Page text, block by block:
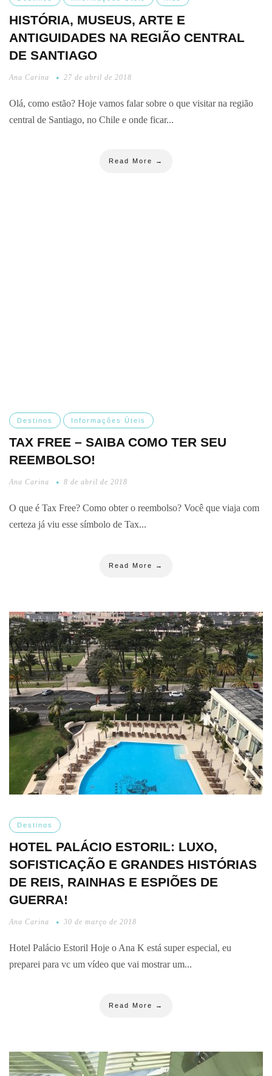
HISTÓRIA, MUSEUS, ARTE E
ANTIGUIDADES NA REGIÃO CENTRAL
DE SANTIAGO
Ana Carina 27 de abril de 2018
Olá, como estão? Hoje vamos falar sobre o que visitar na região
central de Santiago, no Chile e onde ficar...
Read More →
Destinos Informações Úteis
TAX FREE – SAIBA COMO TER SEU
REEMBOLSO!
Ana Carina 8 de abril de 2018
O que é Tax Free? Como obter o reembolso? Você que viaja com
certeza já viu esse símbolo de Tax...
Read More →
Destinos
HOTEL PALÁCIO ESTORIL: LUXO,
SOFISTICAÇÃO E GRANDES HISTÓRIAS
DE REIS, RAINHAS E ESPIÕES DE
GUERRA!
Ana Carina 30 de março de 2018
Hotel Palácio Estoril Hoje o Ana K está super especial, eu
preparei para vc um vídeo que vai mostrar um...
Read More →